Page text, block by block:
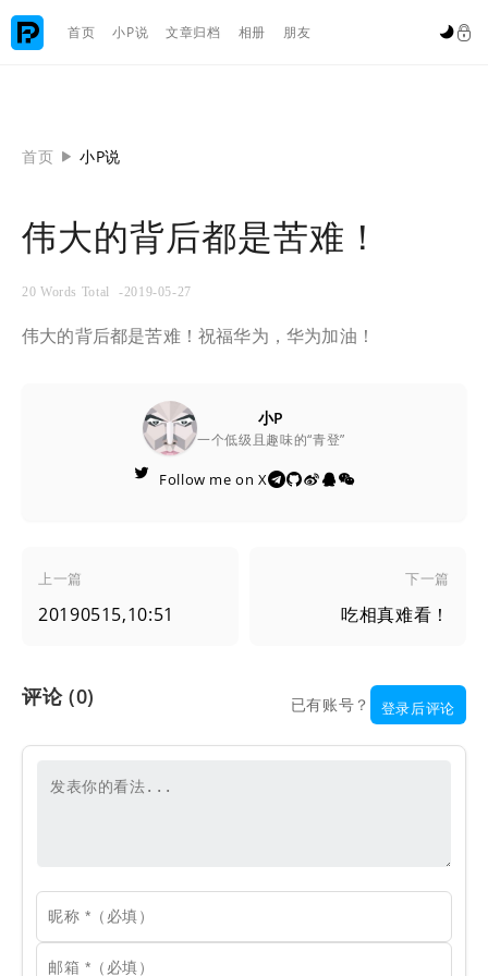
 首页 小P说 文章归档 相册 朋友 
首页  小P说
伟大的背后都是苦难！
20 Words Total -2019-05-27
伟大的背后都是苦难！祝福华为，华为加油！
小P
一个低级且趣味的“青登”
 Follow me on X
上一篇
20190515,10:51
下一篇
吃相真难看！
评论(0) 已有账号？ 登录后评论